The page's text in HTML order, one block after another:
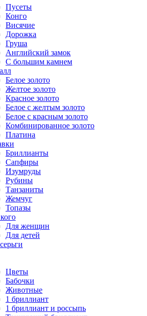
Пусеты
Конго
Висячие
Дорожка
Груша
Английский замок
С большим камнем
Белое золото
Желтое золото
Красное золото
Белое с желтым золото
Белое с красным золото
Комбинированное золото
Платина
Бриллианты
Сапфиры
Изумруды
Рубины
Танзаниты
Жемчуг
Топазы
Для женщин
Для детей
Цветы
Бабочки
Животные
1 бриллиант
1 бриллиант и россыпь